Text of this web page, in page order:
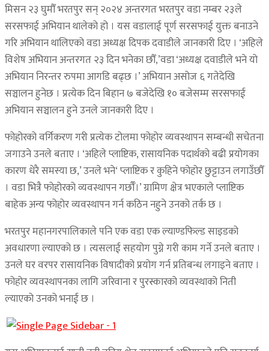
मिसन २३ घुमौँ भरतपुर सन् २०२४ अन्तरगत भरतपुर वडा नम्बर २३ले
सरसफाई अभियान थालेको हो । यस वडालाई पूर्ण सरसफाई युक्त बनाउने
गरि अभियान थालिएको वडा अध्यक्ष दिपक दवाडीले जानकारी दिए । ‘अहिले
विशेष अभियान अन्तरगत २३ दिन भनेका छौँ,’वडा ‘अध्यक्ष दवाडीले भने यो
अभियान निरन्तर रुपमा आगडि बढ्छ ।’ अभियान असोज ६ गतेदेखि
सञ्चालन हुनेछ । प्रत्येक दिन बिहान ७ बजेदेखि १० बजेसम्म सरसफाई
अभियान सञ्चालन हुने उनले जानकारी दिए ।
फोहोरको वर्गिकरण गरी प्रत्येक टोलमा फोहोर व्यवस्थापन सम्बन्धी सचेतना
जगाउने उनले बताए । ‘अहिले प्लाष्टिक, रासायनिक पदार्थको बढी प्रयोगका
कारण धेरै समस्या छ,’ उनले भने‘ प्लाष्टिक र कुहिने फोहोर छुट्टाउन लगाउँछौँ
। वडा भित्रै फोहोरको व्यवस्थापन गर्छौँ।’ ग्रामिण क्षेत्र भएकाले प्लाष्टिक
बाहेक अन्य फोहोर व्यवस्थापन गर्न कठिन नहुने उनको तर्क छ ।
भरतपुर महानगरपालिकाले पनि एक वडा एक ल्याण्डफिल्ड साइडको
अवधारणा ल्याएको छ । त्यसलाई सहयोग पुग्ने गरी काम गर्ने उनले बताए ।
उनले घर वरपर रासायनिक विषादीको प्रयोग गर्न प्रतिबन्ध लगाइने बताए ।
फोहोर व्यवस्थापनका लागि जरिवाना र पुरस्कारको व्यवस्थाको निती
ल्याएको उनको भनाई छ ।